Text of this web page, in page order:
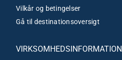
Vilkår og betingelser
Gå til destinationsoversigt
VIRKSOMHEDSINFORMATION